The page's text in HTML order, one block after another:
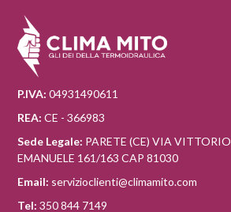
P.IVA: 04931490611
REA: CE - 366983
Sede Legale: PARETE (CE) VIA VITTORIO
EMANUELE 161/163 CAP 81030
Email: servizioclienti@climamito.com
Tel: 350 844 7149